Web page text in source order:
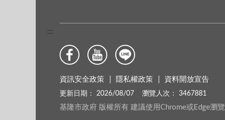
:::
資訊安全政策 隱私權政策 資料開放宣告
更新日期： 2026/08/07 瀏覽人次： 3467881
基隆市政府 版權所有 建議使用Chrome或Edge瀏覽